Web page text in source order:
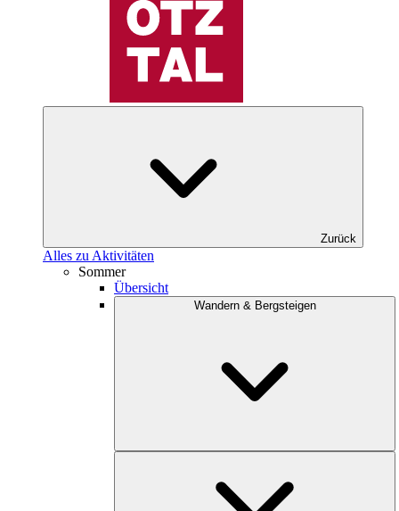
Zurück
Alles zu Aktivitäten
Sommer
Übersicht
Wandern & Bergsteigen